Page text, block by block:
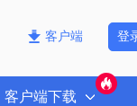
客户端 登
客户端下载